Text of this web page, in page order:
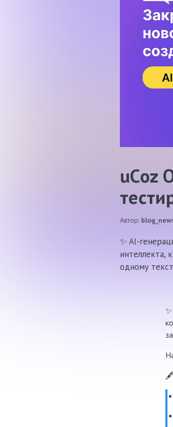
uCoz
Автор:
✨ AI-
интеллекта,
одному
✨